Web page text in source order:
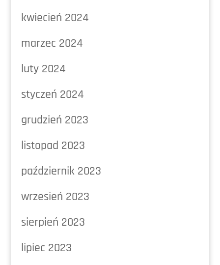
kwiecień 2024
marzec 2024
luty 2024
styczeń 2024
grudzień 2023
listopad 2023
październik 2023
wrzesień 2023
sierpień 2023
lipiec 2023